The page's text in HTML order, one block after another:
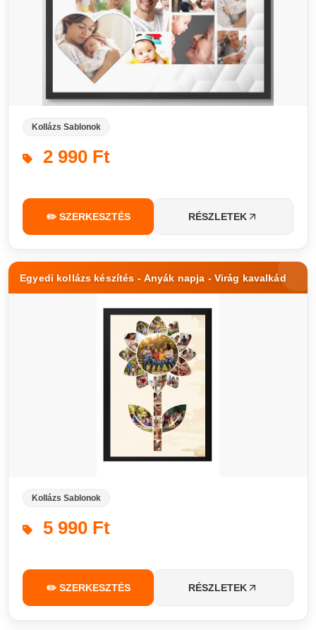
Kollázs Sablonok
2 990 Ft
✏️ SZERKESZTÉS RÉSZLETEK
Egyedi kollázs készítés - Anyák napja - Virág kavalkád
Kollázs Sablonok
5 990 Ft
✏️ SZERKESZTÉS RÉSZLETEK